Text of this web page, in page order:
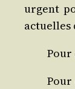
urgent
actuelles
Pour